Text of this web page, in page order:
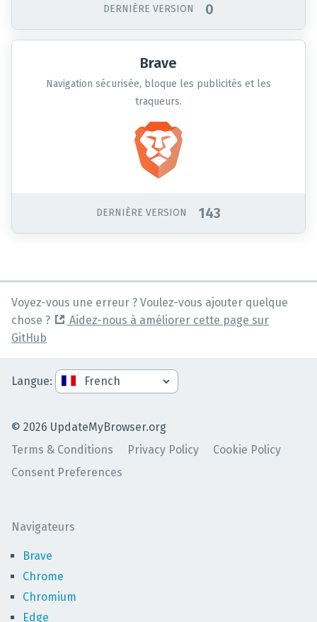
DERNIÈRE VERSION 0
Brave
Navigation sécurisée, bloque les publicités et les
traqueurs.
DERNIÈRE VERSION 143
Voyez-vous une erreur ? Voulez-vous ajouter quelque
chose ?
Aidez-nous à améliorer cette page sur
GitHub
© 2026 UpdateMyBrowser.org
Terms & Conditions
Privacy Policy
Cookie Policy
Consent Preferences
Langue:
Navigateurs
Brave
Chrome
Chromium
Edge